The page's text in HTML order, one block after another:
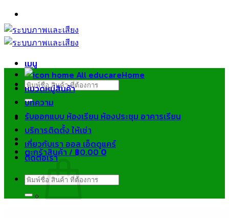
ข้าม
ไป
ยัง
เมนู
ค้นหา:
ตะกร้าสินค้า /฿0.000
Home
หมวดหมู่สินค้า
บทความ
รับออกแบบ ห้องเรียน ห้องประชุม อาคารเรียน
บริการติดตั้ง ให้เช่า
เกี่ยวกับเรา ออล เอ็ดดูแคร์
ติดต่อเรา
ค้นหา: